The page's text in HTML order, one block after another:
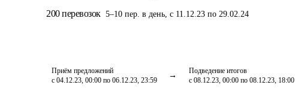
200 перевозок 5–10 пер. в день, с 11.12.23 по 29.02.24
Приём предложений
с 04.12.23, 00:00 по 06.12.23, 23:59
Подведение итогов
с 08.12.23, 00:00 по 08.12.23, 18:00